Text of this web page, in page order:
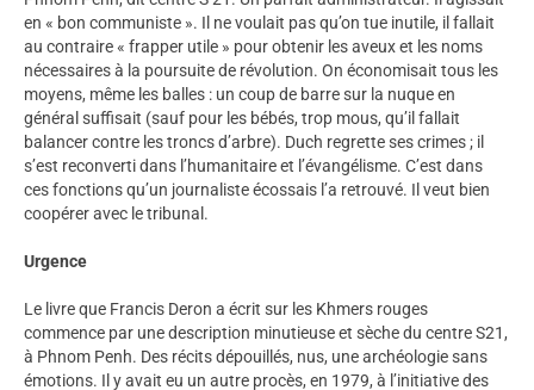
en « bon communiste ». Il ne voulait pas qu’on tue inutile, il fallait
au contraire « frapper utile » pour obtenir les aveux et les noms
nécessaires à la poursuite de révolution. On économisait tous les
moyens, même les balles : un coup de barre sur la nuque en
général suffisait (sauf pour les bébés, trop mous, qu’il fallait
balancer contre les troncs d’arbre). Duch regrette ses crimes ; il
s’est reconverti dans l’humanitaire et l’évangélisme. C’est dans
ces fonctions qu’un journaliste écossais l’a retrouvé. Il veut bien
coopérer avec le tribunal.
Urgence
Le livre que Francis Deron a écrit sur les Khmers rouges
commence par une description minutieuse et sèche du centre S21,
à Phnom Penh. Des récits dépouillés, nus, une archéologie sans
émotions. Il y avait eu un autre procès, en 1979, à l’initiative des